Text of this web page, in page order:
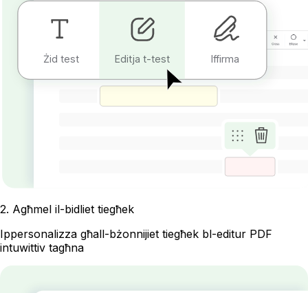
Żid test Editja t-test Iffirma
2. Agħmel il-bidliet tiegħek
Ippersonalizza għall-bżonnijiet tiegħek bl-editur PDF
intuwittiv tagħna